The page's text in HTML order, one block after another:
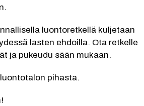
luontoretkellä kuljetaan
lasten ehdoilla. Ota retkelle
ja pukeudu sään mukaan.
pihasta.